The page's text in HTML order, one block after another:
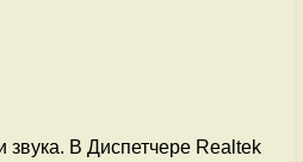
В Диспетчере Realtek